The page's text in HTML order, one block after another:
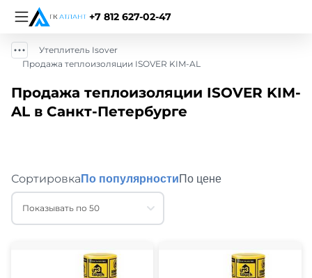
+7 812 627-02-47
Утеплитель Isover
Продажа теплоизоляции ISOVER KIM-AL
Продажа теплоизоляции ISOVER KIM-
AL в Санкт-Петербурге
Сортировка По популярностиПо цене
Показывать по 50